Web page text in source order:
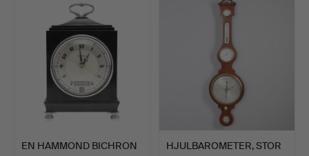
EN HAMMOND BICHRON
HJULBAROMETER, STOR